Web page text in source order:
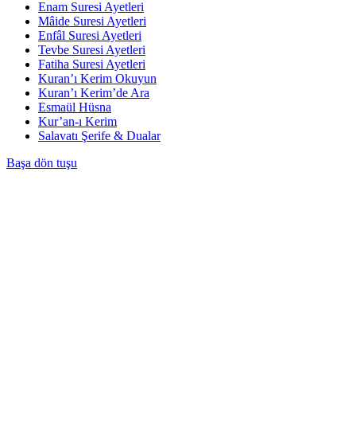
Enam Suresi Ayetleri
Mâide Suresi Ayetleri
Enfâl Suresi Ayetleri
Tevbe Suresi Ayetleri
Fatiha Suresi Ayetleri
Kuran’ı Kerim Okuyun
Kuran’ı Kerim’de Ara
Esmaül Hüsna
Kur’an-ı Kerim
Salavatı Şerife & Dualar
Başa dön tuşu